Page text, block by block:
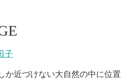
日本語
子
か近づけない大自然の中に位置